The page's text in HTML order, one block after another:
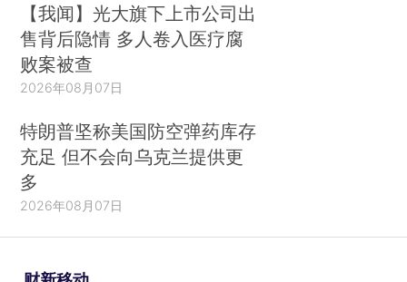
【我闻】光大旗下上市公司出
售背后隐情 多人卷入医疗腐
败案被查
2026年08月07日
特朗普坚称美国防空弹药库存
充足 但不会向乌克兰提供更
多
2026年08月07日